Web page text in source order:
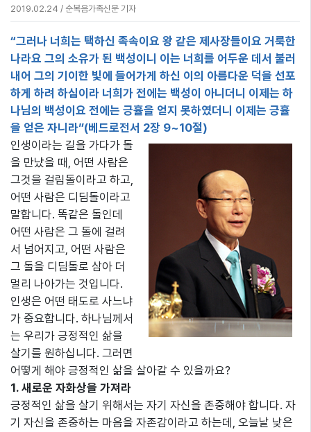
2019.02.24 / 순복음가족신문 기자
“그러나 너희는 택하신 족속이요 왕 같은 제사장들이요 거룩한
나라요 그의 소유가 된 백성이니 이는 너희를 어두운 데서 불러
내어 그의 기이한 빛에 들어가게 하신 이의 아름다운 덕을 선포
하게 하려 하심이라 너희가 전에는 백성이 아니더니 이제는 하
나님의 백성이요 전에는 긍휼을 얻지 못하였더니 이제는 긍휼
을 얻은 자니라”(베드로전서 2장 9~10절)
인생이라는 길을 가다가 돌
을 만났을 때, 어떤 사람은
그것을 걸림돌이라고 하고,
어떤 사람은 디딤돌이라고
말합니다. 똑같은 돌인데
어떤 사람은 그 돌에 걸려
서 넘어지고, 어떤 사람은
그 돌을 디딤돌로 삼아 더
멀리 나아가는 것입니다.
인생은 어떤 태도로 사느냐
가 중요합니다. 하나님께서
는 우리가 긍정적인 삶을
살기를 원하십니다. 그러면
어떻게 해야 긍정적인 삶을 살아갈 수 있을까요?
1. 새로운 자화상을 가져라
긍정적인 삶을 살기 위해서는 자기 자신을 존중해야 합니다. 자
기 자신을 존중하는 마음을 자존감이라고 하는데, 오늘날 낮은